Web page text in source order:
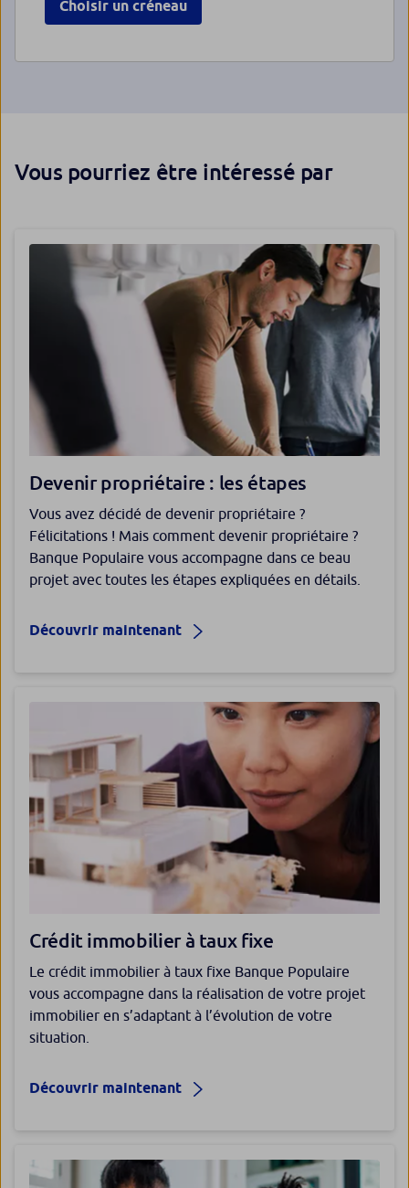
Choisir un créneau
Vous pourriez être intéressé par
Devenir propriétaire : les étapes
Vous avez décidé de devenir propriétaire ?
Félicitations ! Mais comment devenir propriétaire ?
Banque Populaire vous accompagne dans ce beau
projet avec toutes les étapes expliquées en détails.
Découvrir maintenant
Crédit immobilier à taux fixe
Le crédit immobilier à taux fixe Banque Populaire
vous accompagne dans la réalisation de votre projet
immobilier en s’adaptant à l’évolution de votre
situation.
Découvrir maintenant